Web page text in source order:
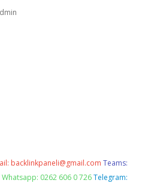
backlinkpaneli@gmail.com Teams:
Whatsapp: 0262 606 0 726 Telegram: